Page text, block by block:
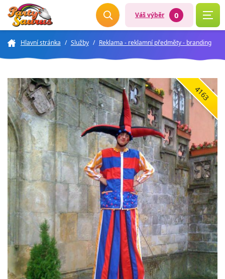
Váš výběr 0
Hlavní stránka / Služby / Reklama - reklamní předměty - branding
4163